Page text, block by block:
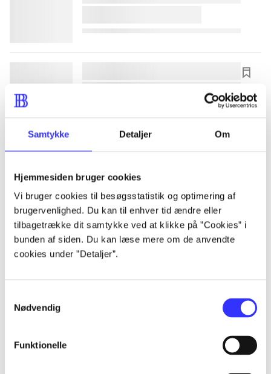
Samtykke Detaljer Om
Hjemmesiden bruger cookies
Vi bruger cookies til besøgsstatistik og optimering af
brugervenlighed. Du kan til enhver tid ændre eller
tilbagetrække dit samtykke ved at klikke på ”Cookies” i
bunden af siden. Du kan læse mere om de anvendte
cookies under ”Detaljer”.
Nødvendig
Funktionelle
lorem ipsum dolor sit amet ...
lorem ipsum dolor sit amet ...
lorem ipsum dolor sit amet ...
lorem ipsum dolor sit amet ...
lorem ipsum dolor sit amet ...
lorem ipsum dolor sit amet ...
lorem ipsum dolor sit amet ...
lorem ipsum dolor sit amet ...
lorem ipsum dolor sit amet ...
lorem ipsum dolor sit amet ...
lorem ipsum dolor sit amet ...